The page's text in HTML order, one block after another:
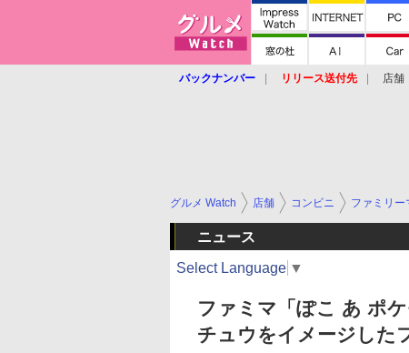
バックナンバー リリース送付先 店舗
グルメ Watch 店舗 コンビニ ファミリー
ニュース
Select Language ▼
ファミマ「ぽこ あ ポ
チュウをイメージした